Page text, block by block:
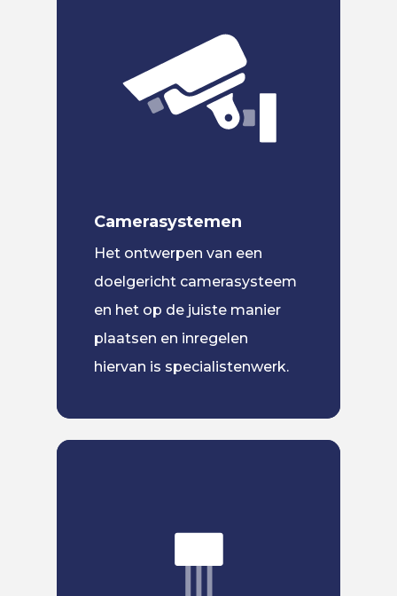
Camerasystemen
Het ontwerpen van een
doelgericht camerasysteem
en het op de juiste manier
plaatsen en inregelen
hiervan is specialistenwerk.
Home